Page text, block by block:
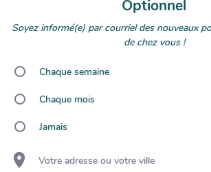
Optionnel
Soyez informé(e) par courriel des nouveaux
de chez vous !
Chaque semaine
Chaque mois
Jamais
Votre adresse ou votre ville